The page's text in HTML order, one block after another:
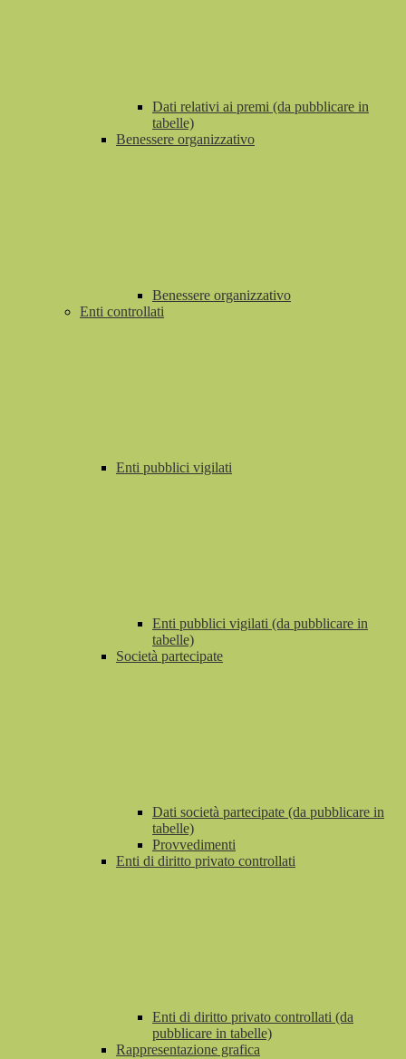
Dati relativi ai premi (da pubblicare in
tabelle)
Benessere organizzativo
Benessere organizzativo
Enti controllati
Enti pubblici vigilati
Enti pubblici vigilati (da pubblicare in
tabelle)
Società partecipate
Dati società partecipate (da pubblicare in
tabelle)
Provvedimenti
Enti di diritto privato controllati
Enti di diritto privato controllati (da
pubblicare in tabelle)
Rappresentazione grafica